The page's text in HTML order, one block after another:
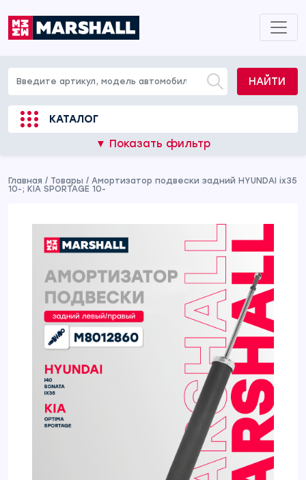
НАЙТИ
КАТАЛОГ
▼ Показать фильтр
Главная / Товары / Амортизатор подвески задний HYUNDAI ix35
10-; KIA SPORTAGE 10-